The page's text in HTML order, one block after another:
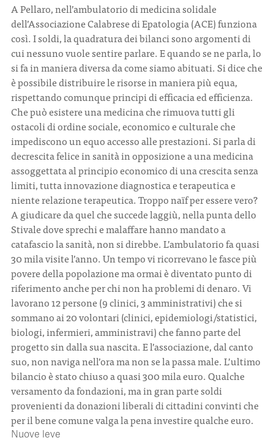
A Pellaro, nell’ambulatorio di medicina solidale
dell’Associazione Calabrese di Epatologia (ACE) funziona
così. I soldi, la quadratura dei bilanci sono argomenti di
cui nessuno vuole sentire parlare. E quando se ne parla, lo
si fa in maniera diversa da come siamo abituati. Si dice che
è possibile distribuire le risorse in maniera più equa,
rispettando comunque principi di efficacia ed efficienza.
Che può esistere una medicina che rimuova tutti gli
ostacoli di ordine sociale, economico e culturale che
impediscono un equo accesso alle prestazioni. Si parla di
decrescita felice in sanità in opposizione a una medicina
assoggettata al principio economico di una crescita senza
limiti, tutta innovazione diagnostica e terapeutica e
niente relazione terapeutica. Troppo naïf per essere vero?
A giudicare da quel che succede laggiù, nella punta dello
Stivale dove sprechi e malaffare hanno mandato a
catafascio la sanità, non si direbbe. L’ambulatorio fa quasi
30 mila visite l’anno. Un tempo vi ricorrevano le fasce più
povere della popolazione ma ormai è diventato punto di
riferimento anche per chi non ha problemi di denaro. Vi
lavorano 12 persone (9 clinici, 3 amministrativi) che si
sommano ai 20 volontari (clinici, epidemiologi/statistici,
biologi, infermieri, amministravi) che fanno parte del
progetto sin dalla sua nascita. E l’associazione, dal canto
suo, non naviga nell’ora ma non se la passa male. L’ultimo
bilancio è stato chiuso a quasi 300 mila euro. Qualche
versamento da fondazioni, ma in gran parte soldi
provenienti da donazioni liberali di cittadini convinti che
per il bene comune valga la pena investire qualche euro.
Nuove leve